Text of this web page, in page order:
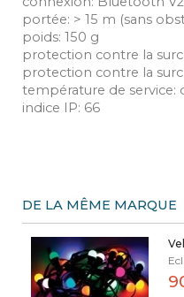
portée: > 15 m (sans
poids: 150 g
protection contre la
protection contre la
température de service:
indice IP: 66
DE LA MÊME MARQUE